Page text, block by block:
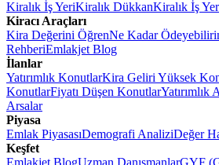
Kiralık İş YeriKiralık DükkanKiralık İş
Kiracı Araçları
Kira Değerini ÖğrenNe Kadar
RehberiEmlakjet Blog
İlanlar
Yatırımlık KonutlarKira Geliri Yüksek
KonutlarFiyatı Düşen KonutlarYatırımlık
Arsalar
Piyasa
Emlak PiyasasıDemografi AnaliziDeğer
Keşfet
Emlakjet BlogUzman DanışmanlarGYF